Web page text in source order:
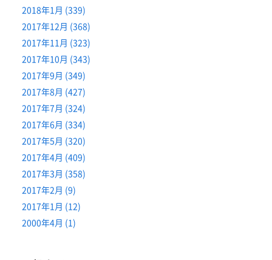
2018年1月 (339)
2017年12月 (368)
2017年11月 (323)
2017年10月 (343)
2017年9月 (349)
2017年8月 (427)
2017年7月 (324)
2017年6月 (334)
2017年5月 (320)
2017年4月 (409)
2017年3月 (358)
2017年2月 (9)
2017年1月 (12)
2000年4月 (1)